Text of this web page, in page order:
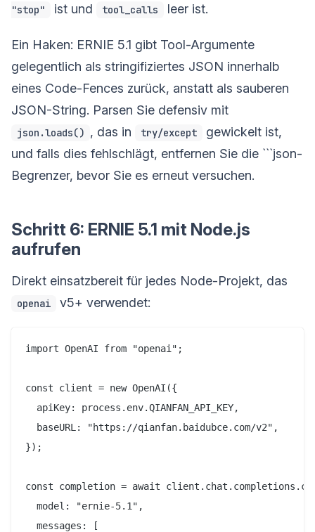
"stop"
ist und tool_calls leer ist.
Ein Haken: ERNIE 5.1 gibt Tool-Argumente
gelegentlich als stringifiziertes JSON innerhalb
eines Code-Fences zurück, anstatt als sauberen
JSON-String. Parsen Sie defensiv mit
json.loads() , das in try/except
gewickelt ist,
und falls dies fehlschlägt, entfernen Sie die ```json-
Begrenzer, bevor Sie es erneut versuchen.
Schritt 6: ERNIE 5.1 mit Node.js
aufrufen
Direkt einsatzbereit für jedes Node-Projekt, das
openai v5+ verwendet:
import OpenAI from "openai";
const client = new OpenAI({
  apiKey: process.env.QIANFAN_API_KEY,
  baseURL: "https://qianfan.baidubce.com/v2",
});
const completion = await
  model: "ernie-5.1",
  messages: [